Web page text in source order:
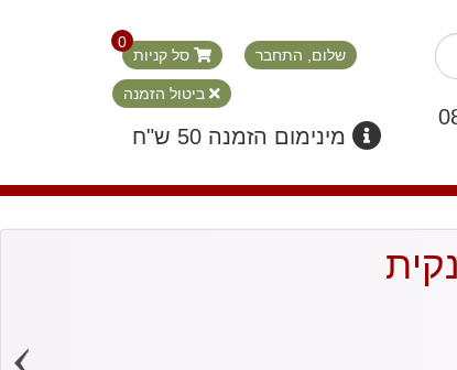
סל קניות
0
שלום, התחבר
ביטול הזמנה
מינימום הזמנה 50 ש"ח